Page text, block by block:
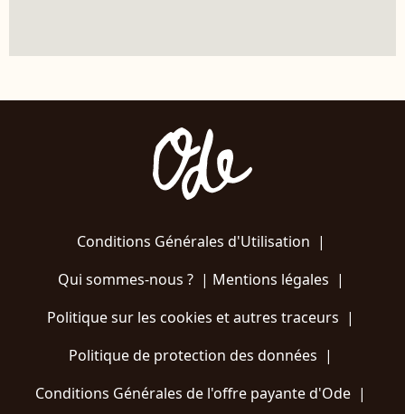
Conditions Générales d'Utilisation |
Qui sommes-nous ?| Mentions légales |
Politique sur les cookies et autres traceurs |
Politique de protection des données |
Conditions Générales de l'offre payante d'Ode |